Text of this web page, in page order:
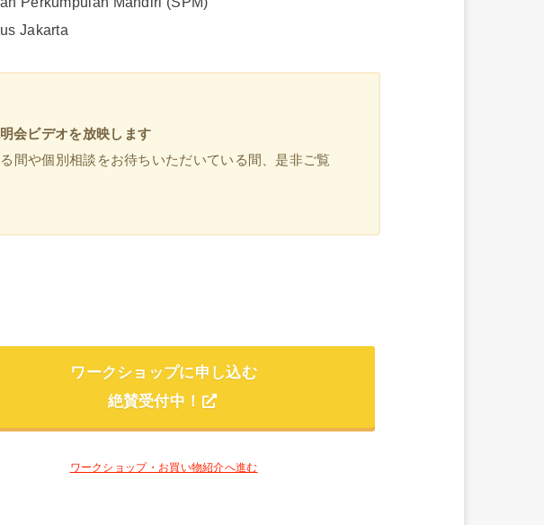
Jakarta
会ビデオを放映します
間や個別相談をお待ちいただいている間、是非ご覧
ワークショップに申し込む
絶賛受付中！
ワークショップ・お買い物紹介へ進む